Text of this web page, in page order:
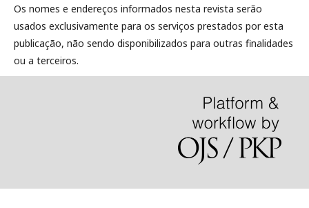
Os nomes e endereços informados nesta revista serão
usados exclusivamente para os serviços prestados por esta
publicação, não sendo disponibilizados para outras finalidades
ou a terceiros.